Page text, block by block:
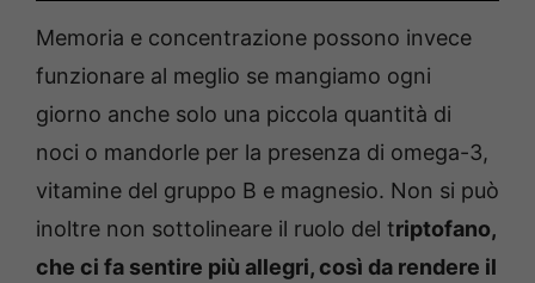
Memoria e concentrazione possono invece
funzionare al meglio se mangiamo ogni
giorno anche solo una piccola quantità di
noci o mandorle per la presenza di omega-3,
vitamine del gruppo B e magnesio. Non si può
inoltre non sottolineare il ruolo del triptofano,
che ci fa sentire più allegri, così da rendere il